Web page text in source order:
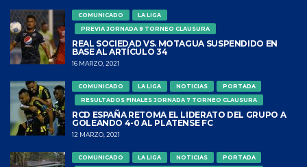
COMUNICADO
LA LIGA
PREVIA JORNADA 8 TORNEO CLAUSURA
REAL SOCIEDAD VS. MOTAGUA SUSPENDIDO EN
BASE AL ARTÍCULO 34
16 MARZO, 2021
COMUNICADO LA LIGA NOTICIAS
PORTADA
RESULTADOS FINALES JORNADA 7 TORNEO CLAUSURA
RCD ESPAÑA RETOMA EL LIDERATO DEL GRUPO A
GOLEANDO 4-0 AL PLATENSE FC
12 MARZO, 2021
COMUNICADO LA LIGA NOTICIAS
PORTADA